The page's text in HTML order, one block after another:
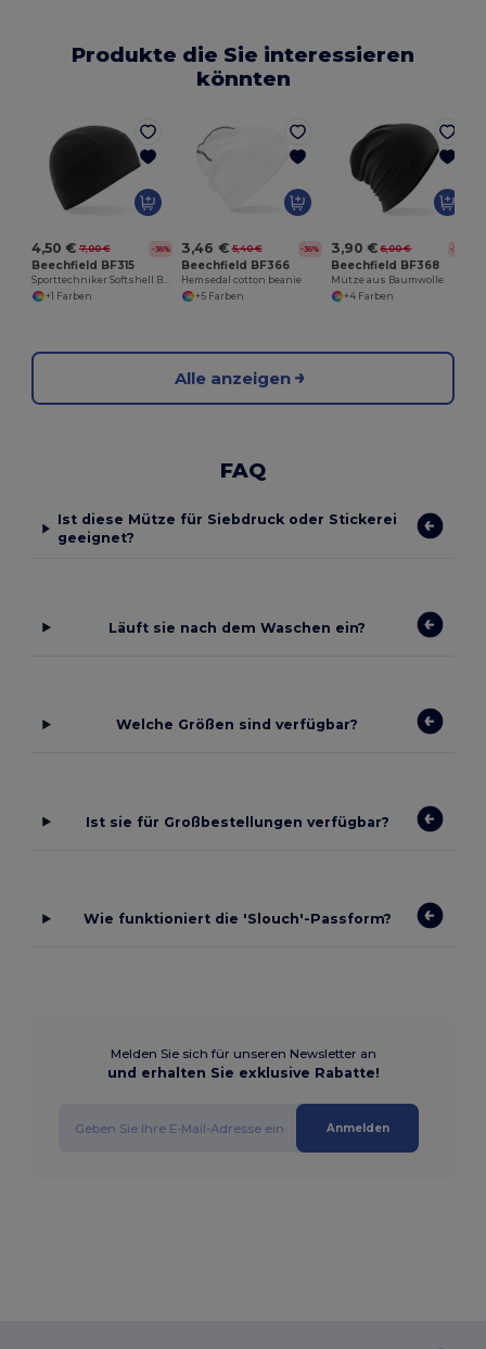
Produkte die Sie interessieren
könnten
4,50 € 7,00 € -36%
Beechfield BF315
Sporttechniker Softshell Beanie
+1 Farben
3,46 € 5,40 € -36%
Beechfield BF366
Hemsedal cotton beanie
+5 Farben
3,90 € 6,00 € -35%
Beechfield BF368
Mütze aus Baumwolle
+4 Farben
Alle anzeigen
FAQ
Ist diese Mütze für Siebdruck oder Stickerei
geeignet?
Läuft sie nach dem Waschen ein?
Welche Größen sind verfügbar?
Ist sie für Großbestellungen verfügbar?
Wie funktioniert die 'Slouch'-Passform?
Melden Sie sich für unseren Newsletter an
und erhalten Sie exklusive Rabatte!
Anmelden